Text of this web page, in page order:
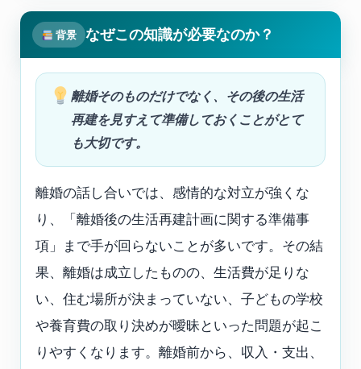
背景 なぜこの知識が必要なのか？
離婚そのものだけでなく、その後の生活
再建を見すえて準備しておくことがとて
も大切です。
離婚の話し合いでは、感情的な対立が強くな
り、「離婚後の生活再建計画に関する準備事
項」まで手が回らないことが多いです。その結
果、離婚は成立したものの、生活費が足りな
い、住む場所が決まっていない、子どもの学校
や養育費の取り決めが曖昧といった問題が起こ
りやすくなります。離婚前から、収入・支出、